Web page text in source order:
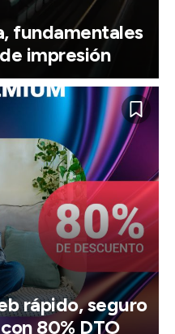
fundamentales
impresión
rápido, seguro
80% DTO